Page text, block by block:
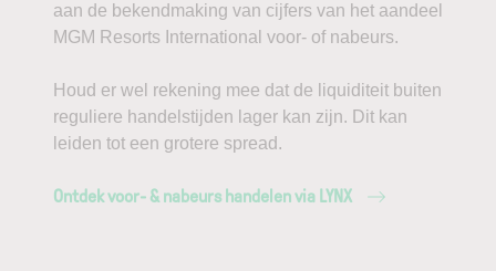
aan de bekendmaking van cijfers van het aandeel
MGM Resorts International voor- of nabeurs.
Houd er wel rekening mee dat de liquiditeit buiten
reguliere handelstijden lager kan zijn. Dit kan
leiden tot een grotere spread.
Ontdek voor- & nabeurs handelen via LYNX